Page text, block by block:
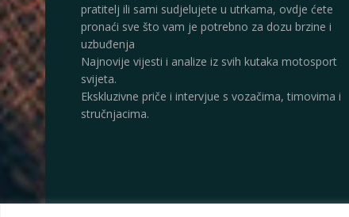
pratitelj ili sami sudjelujete u utrkama, ovdje ćete
pronaći sve što vam je potrebno za dozu brzine i
uzbuđenja
Najnovije vijesti i analize iz svih kutaka motosport
svijeta.
Ekskluzivne priče i intervjue s vozačima, timovima i
stručnjacima.